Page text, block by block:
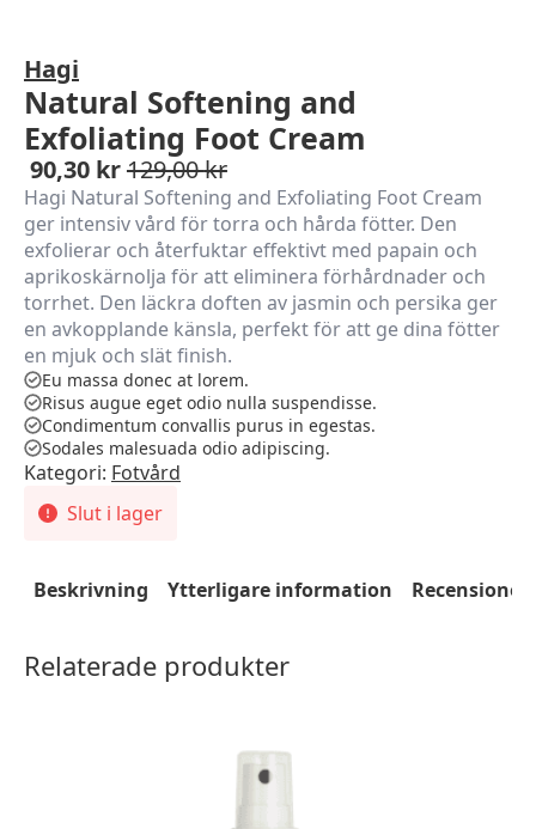
Hagi
Natural Softening and
Exfoliating Foot Cream
129,00kr
90,30 kr
Hagi Natural Softening and Exfoliating Foot Cream
ger intensiv vård för torra och hårda fötter. Den
exfolierar och återfuktar effektivt med papain och
aprikoskärnolja för att eliminera förhårdnader och
torrhet. Den läckra doften av jasmin och persika ger
en avkopplande känsla, perfekt för att ge dina fötter
en mjuk och slät finish.
Eu massa donec at lorem.
Risus augue eget odio nulla suspendisse.
Condimentum convallis purus in egestas.
Sodales malesuada odio adipiscing.
Kategori: Fotvård
Slut i lager
Beskrivning Ytterligare information Recensioner
Relaterade produkter